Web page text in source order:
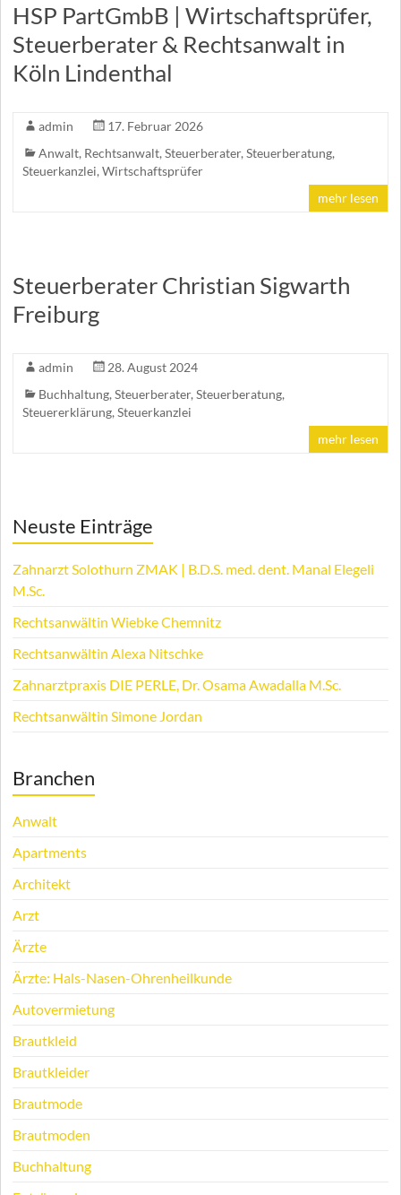
HSP PartGmbB | Wirtschaftsprüfer,
Steuerberater & Rechtsanwalt in
Köln Lindenthal
admin
17. Februar 2026
Anwalt, Rechtsanwalt,Steuerberater,Steuerberatung,
Steuerkanzlei,Wirtschaftsprüfer
mehr lesen
Steuerberater Christian Sigwarth
Freiburg
admin
28. August 2024
Buchhaltung,Steuerberater,Steuerberatung,
Steuererklärung,Steuerkanzlei
mehr lesen
Neuste Einträge
Zahnarzt Solothurn ZMAK | B.D.S. med. dent. Manal Elegeli
M.Sc.
Rechtsanwältin Wiebke Chemnitz
Rechtsanwältin Alexa Nitschke
Zahnarztpraxis DIE PERLE, Dr. Osama Awadalla M.Sc.
Rechtsanwältin Simone Jordan
Branchen
Anwalt
Apartments
Architekt
Arzt
Ärzte
Ärzte: Hals-Nasen-Ohrenheilkunde
Autovermietung
Brautkleid
Brautkleider
Brautmode
Brautmoden
Buchhaltung